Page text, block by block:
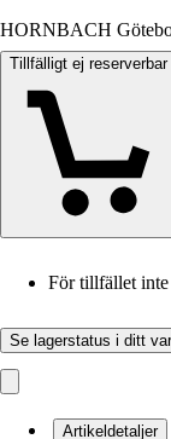
HORNBACH
Tillfälligt ej reserverbar
För tillfället inte
Se lagerstatus i ditt
Artikeldetaljer